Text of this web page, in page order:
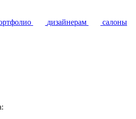
дизайнерам салоны